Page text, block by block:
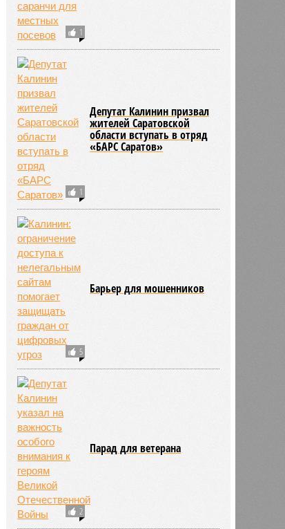
1
1
Депутат Калинин призвал
жителей Саратовской
области вступать в отряд
«БАРС Саратов»
5
Барьер для мошенников
2
Парад для ветерана